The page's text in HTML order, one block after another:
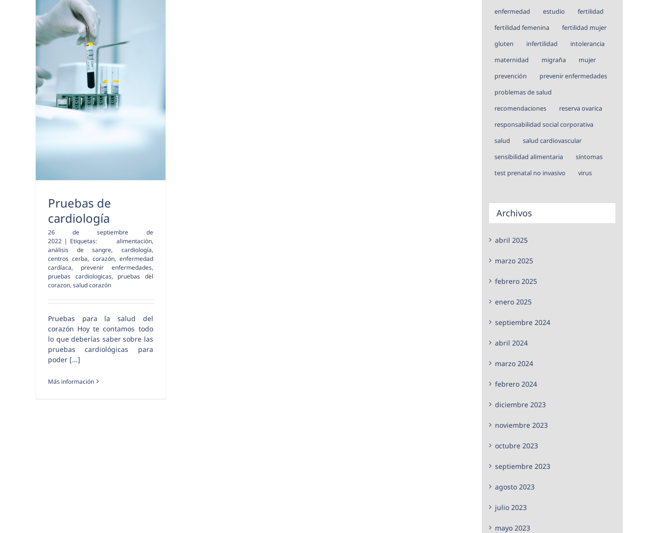
Pruebas de
cardiología
26 de septiembre de
2022 | Etiquetas: alimentación,
análisis de sangre, cardiología,
centros cerba, corazón, enfermedad
cardíaca, prevenir enfermedades,
pruebas cardiologicas, pruebas del
corazon, salud corazón
Pruebas para la salud del
corazón Hoy te contamos todo
lo que deberías saber sobre las
pruebas cardiológicas para
poder [...]
Más información
enfermedad
estudio
fertilidad
fertilidad femenina
fertilidad mujer
gluten
infertilidad
intolerancia
maternidad
migraña
mujer
prevención
prevenir enfermedades
problemas de salud
recomendaciones
reserva ovarica
responsabilidad social corporativa
salud
salud cardiovascular
sensibilidad alimentaria
síntomas
test prenatal no invasivo
virus
Archivos
abril 2025
marzo 2025
febrero 2025
enero 2025
septiembre 2024
abril 2024
marzo 2024
febrero 2024
diciembre 2023
noviembre 2023
octubre 2023
septiembre 2023
agosto 2023
julio 2023
mayo 2023